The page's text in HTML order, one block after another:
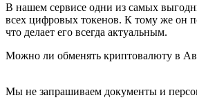
В нашем сервисе одни из самых
всех цифровых токенов. К тому же он
что делает его всегда актуальным.
Можно ли обменять криптовалюту в
Мы не запрашиваем документы и